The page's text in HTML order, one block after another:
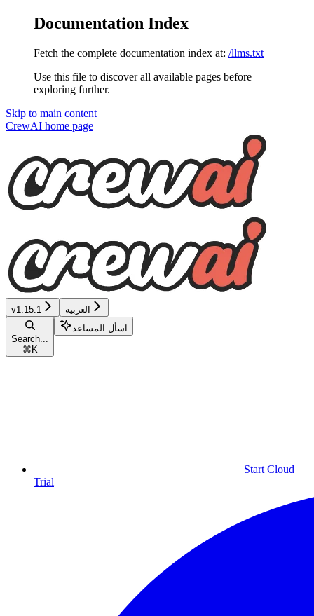
Documentation Index
Fetch the complete documentation index at: /llms.txt
Use this file to discover all available pages before
exploring further.
Skip to main content
CrewAI home page
v1.15.1 العربية
Search...
⌘ K
اسأل المساعد
Start Cloud
Trial